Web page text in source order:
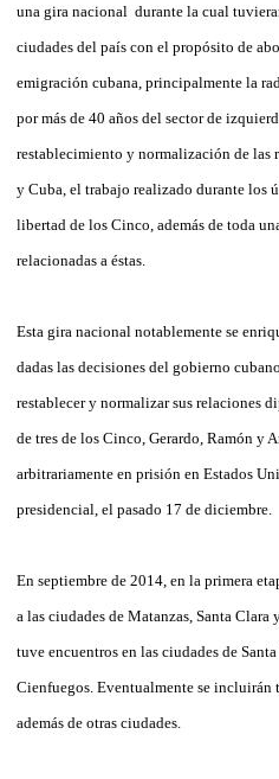
una gira nacional durante la cual
ciudades del país con el propósito de
emigración cubana, principalmente la
por más de 40 años del sector de
restablecimiento y normalización de las
y Cuba, el trabajo realizado durante los
libertad de los Cinco, además de toda
relacionadas a éstas.
Esta gira nacional notablemente se
dadas las decisiones del gobierno
restablecer y normalizar sus relaciones
de tres de los Cinco, Gerardo, Ramón y
arbitrariamente en prisión en Estados
presidencial, el pasado 17 de diciembre.
En septiembre de 2014, en la primera
a las ciudades de Matanzas, Santa Clara
tuve encuentros en las ciudades de
Cienfuegos. Eventualmente se incluirán
además de otras ciudades.